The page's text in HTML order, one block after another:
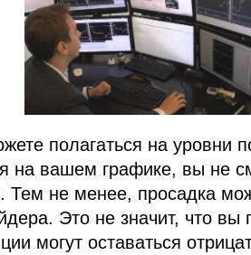
полагаться на уровни
на вашем графике, вы не
Тем не менее, просадка
Это не значит, что вы
могут оставаться